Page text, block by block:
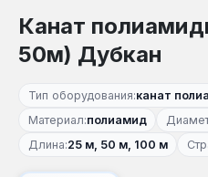
Канат
50м) Дубкан
Тип оборудования:канат
Материал:полиамид
Длина:25 м, 50 м, 100 м